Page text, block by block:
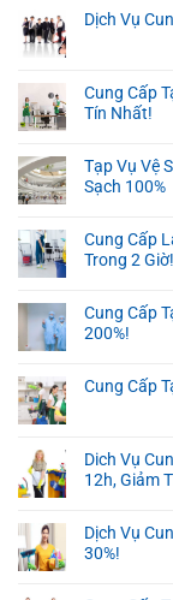
Dịch Vụ
Cung Cấp
Tín Nhất!
Tạp Vụ Vệ
Sạch 100%
Cung Cấp
Trong 2 Giờ!
Cung Cấp
200%!
Cung Cấp
Dich Vụ
12h, Giảm
Dịch Vụ
30%!